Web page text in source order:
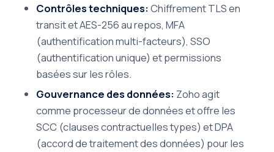
Contrôles techniques:Chiffrement TLS en
transit et AES-256 au repos, MFA
(authentification multi-facteurs), SSO
(authentification unique) et permissions
basées sur les rôles.
Gouvernance des données: Zoho agit
comme processeur de données et offre les
SCC (clauses contractuelles types) et DPA
(accord de traitement des données) pour les